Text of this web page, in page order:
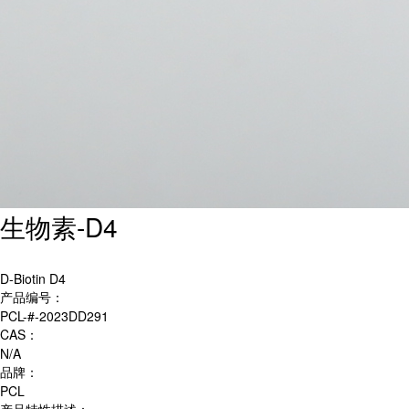
生物素-D4
D-Biotin D4
产品编号：
PCL-#-2023DD291
CAS：
N/A
品牌：
PCL